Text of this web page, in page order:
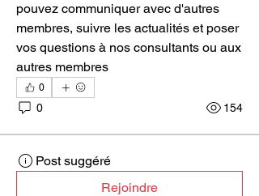
pouvez communiquer avec d'autres
membres, suivre les actualités et poser
vos questions à nos consultants ou aux
autres membres
0
0 154
Post suggéré
Rejoindre